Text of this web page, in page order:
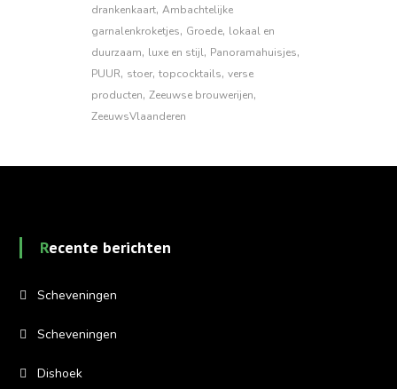
drankenkaart,Ambachtelijke
garnalenkroketjes, Groede, lokaal en
duurzaam, luxe en stijl, Panoramahuisjes,
PUUR, stoer,topcocktails,verse
producten,Zeeuwse brouwerijen,
ZeeuwsVlaanderen
Recente berichten
Scheveningen
Scheveningen
Dishoek